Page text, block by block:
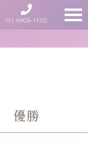
03-6908-1520
優勝